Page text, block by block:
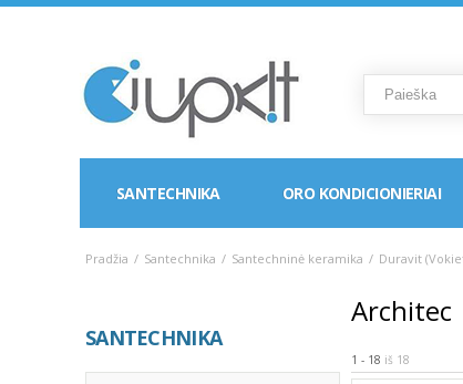
SANTECHNIKA ORO KONDICIONIERIAI
Pradžia / Santechnika / Santechninė keramika / Duravit
SANTECHNIKA
Architec
1 - 18 iš 18